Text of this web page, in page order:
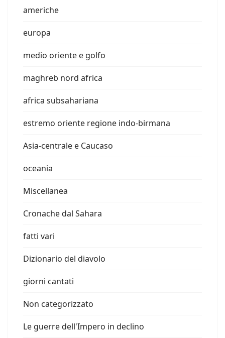
americhe
europa
medio oriente e golfo
maghreb nord africa
africa subsahariana
estremo oriente regione indo-birmana
Asia-centrale e Caucaso
oceania
Miscellanea
Cronache dal Sahara
fatti vari
Dizionario del diavolo
giorni cantati
Non categorizzato
Le guerre dell'Impero in declino